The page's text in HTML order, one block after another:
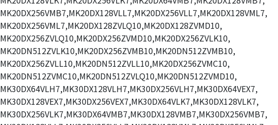
MK20DX256VMB7,MK20DX128VLL7,MK20DX256VLL7,MK20DX128VML7,
MK20DX256VML7,MK20DX128ZVLQ10,MK20DX128ZVMD10,
MK20DX256ZVLQ10,MK20DX256ZVMD10,MK20DX256ZVLK10,
MK20DN512ZVLK10,MK20DX256ZVMB10,MK20DN512ZVMB10,
MK20DX256ZVLL10,MK20DN512ZVLL10,MK20DX256ZVMC10,
MK20DN512ZVMC10,MK20DN512ZVLQ10,MK20DN512ZVMD10,
MK30DX64VLH7,MK30DX128VLH7,MK30DX256VLH7,MK30DX64VEX7,
MK30DX128VEX7,MK30DX256VEX7,MK30DX64VLK7,MK30DX128VLK7,
MK30DX256VLK7,MK30DX64VMB7,MK30DX128VMB7,MK30DX256VMB7,